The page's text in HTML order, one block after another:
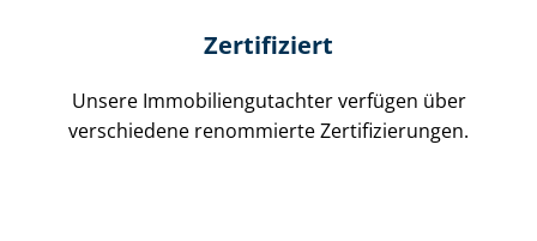
Zertifiziert
Unsere Immobilien­gutachter verfügen über
verschiedene renommierte Zer­ti­fi­zie­run­gen.